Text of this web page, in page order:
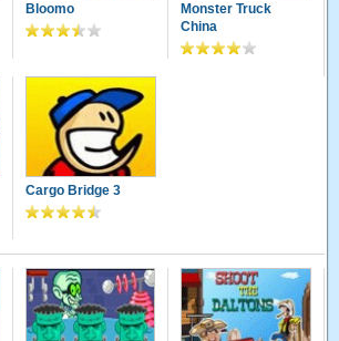
Bloomo
Monster Truck
China
Cargo Bridge 3